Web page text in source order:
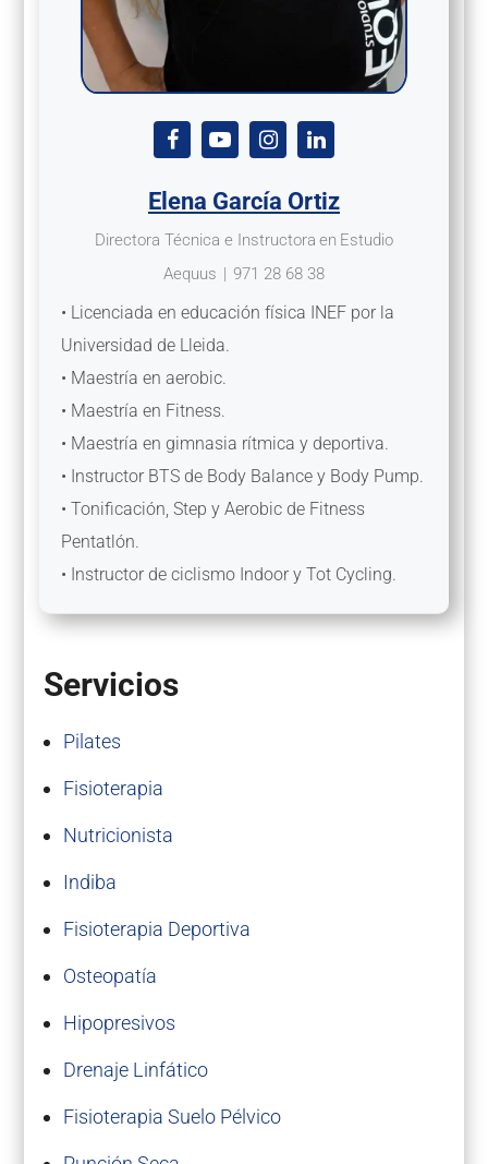
Elena García Ortiz
Directora Técnica e Instructora en Estudio
Aequus | 971 28 68 38
• Licenciada en educación física INEF por la
Universidad de Lleida.
• Maestría en aerobic.
• Maestría en Fitness.
• Maestría en gimnasia rítmica y deportiva.
• Instructor BTS de Body Balance y Body Pump.
• Tonificación, Step y Aerobic de Fitness
Pentatlón.
• Instructor de ciclismo Indoor y Tot Cycling.
Servicios
Pilates
Fisioterapia
Nutricionista
Indiba
Fisioterapia Deportiva
Osteopatía
Hipopresivos
Drenaje Linfático
Fisioterapia Suelo Pélvico